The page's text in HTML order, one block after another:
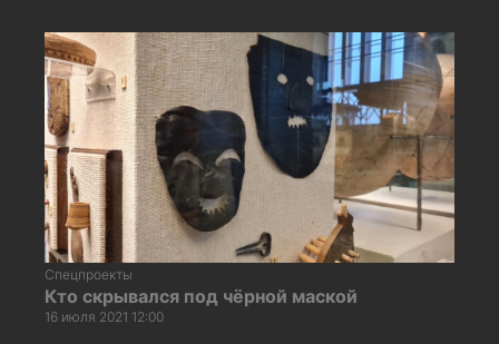
Спецпроекты
Кто скрывался под чёрной маской
16 июля 2021 12:00